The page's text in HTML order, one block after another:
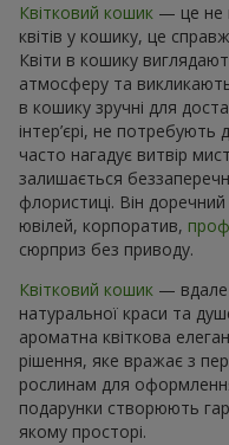
Квітковий кошик — це не
квітів у кошику, це
Квіти в кошику
атмосферу та викликають
в кошику зручні для
інтер’єрі, не
часто нагадує витвір
залишається
флористиці. Він доречний
ювілей, корпоратив,
сюрприз без приводу.
Квітковий кошик — вдале
натуральної краси та
ароматна квіткова
рішення, яке вражає з
рослинам для
подарунки створюють
якому просторі.